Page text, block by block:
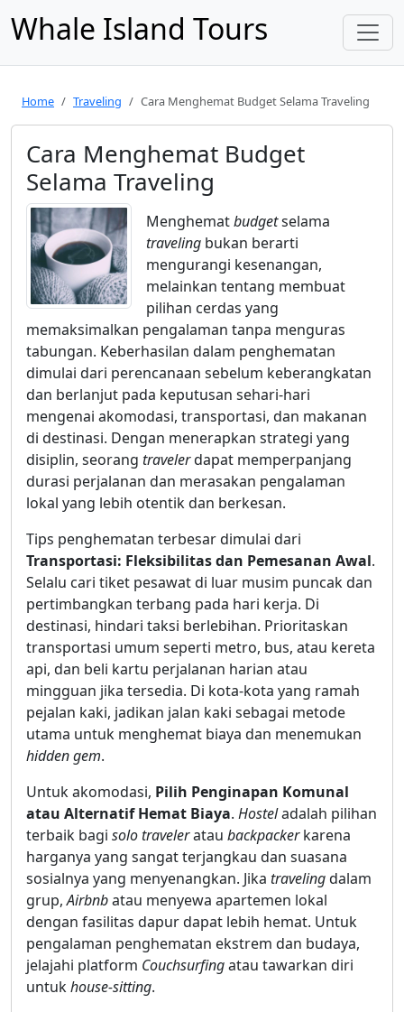
Whale Island Tours
Home Traveling Cara Menghemat Budget Selama Traveling
Cara Menghemat Budget
Selama Traveling
Menghematbudgetselama
traveling bukan berarti
mengurangi kesenangan,
melainkan tentang membuat
pilihan cerdas yang
memaksimalkan pengalaman tanpa menguras
tabungan. Keberhasilan dalam penghematan
dimulai dari perencanaan sebelum keberangkatan
dan berlanjut pada keputusan sehari-hari
mengenai akomodasi, transportasi, dan makanan
di destinasi. Dengan menerapkan strategi yang
disiplin, seorang travelerdapat memperpanjang
durasi perjalanan dan merasakan pengalaman
lokal yang lebih otentik dan berkesan.
Tips penghematan terbesar dimulai dari
Transportasi: Fleksibilitas dan Pemesanan Awal.
Selalu cari tiket pesawat di luar musim puncak dan
pertimbangkan terbang pada hari kerja. Di
destinasi, hindari taksi berlebihan. Prioritaskan
transportasi umum seperti metro, bus, atau kereta
api, dan beli kartu perjalanan harian atau
mingguan jika tersedia. Di kota-kota yang ramah
pejalan kaki, jadikan jalan kaki sebagai metode
utama untuk menghemat biaya dan menemukan
hidden gem.
Untuk akomodasi, Pilih Penginapan Komunal
atau Alternatif Hemat Biaya. Hosteladalah pilihan
terbaik bagi solo traveleratau backpackerkarena
harganya yang sangat terjangkau dan suasana
sosialnya yang menyenangkan. Jika travelingdalam
grup,Airbnbatau menyewa apartemen lokal
dengan fasilitas dapur dapat lebih hemat. Untuk
pengalaman penghematan ekstrem dan budaya,
jelajahi platform Couchsurfingatau tawarkan diri
untukhouse-sitting.